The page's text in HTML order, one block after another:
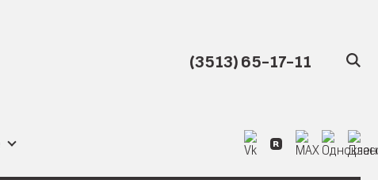
(3513) 65-17-11